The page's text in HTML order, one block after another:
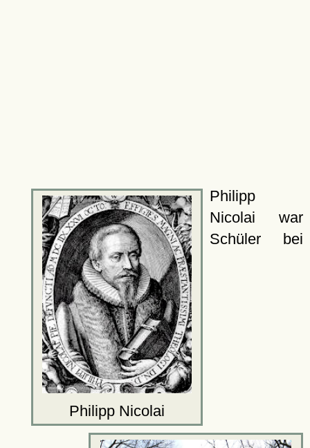
Philipp Nicolai
Philipp
Nicolai war
Schüler bei